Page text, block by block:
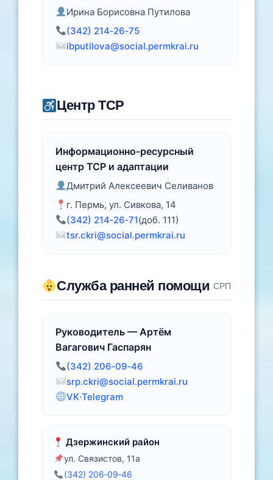
Ирина Борисовна Путилова
(342) 214‑26‑75
ibputilova@social.permkrai.ru
Центр ТСР
Информационно‑ресурсный
центр ТСР и адаптации
Дмитрий Алексеевич Селиванов
г. Пермь, ул. Сивкова, 14
(342) 214‑26‑71(доб. 111)
tsr.ckri@social.permkrai.ru
Служба ранней помощи СРП
Руководитель — Артём
Вагагович Гаспарян
(342) 206‑09‑46
srp.ckri@social.permkrai.ru
VK·Telegram
Дзержинский район
ул. Связистов, 11а
(342) 206‑09‑46